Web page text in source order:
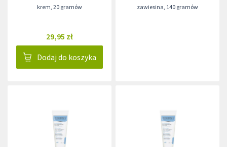
krem, 20 gramów
29,95 zł
Dodaj do koszyka
zawiesina, 140 gramów